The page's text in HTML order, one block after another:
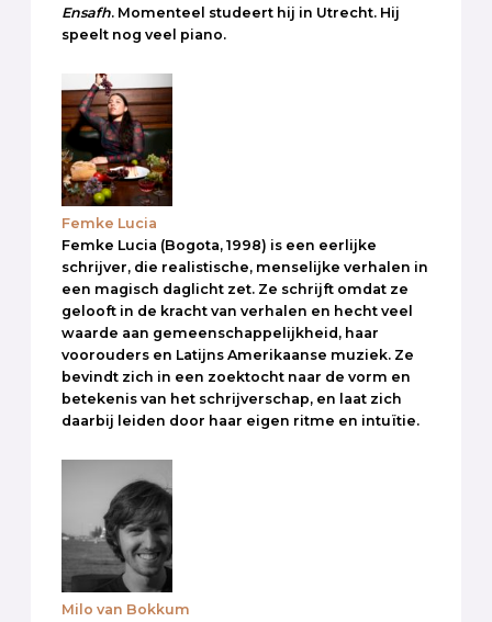
Ensafh. Momenteel studeert hij in Utrecht. Hij
speelt nog veel piano.
Femke Lucia
Femke Lucia (Bogota, 1998) is een eerlijke
schrijver, die realistische, menselijke verhalen in
een magisch daglicht zet. Ze schrijft omdat ze
gelooft in de kracht van verhalen en hecht veel
waarde aan gemeenschappelijkheid, haar
voorouders en Latijns Amerikaanse muziek. Ze
bevindt zich in een zoektocht naar de vorm en
betekenis van het schrijverschap, en laat zich
daarbij leiden door haar eigen ritme en intuïtie.
Milo van Bokkum